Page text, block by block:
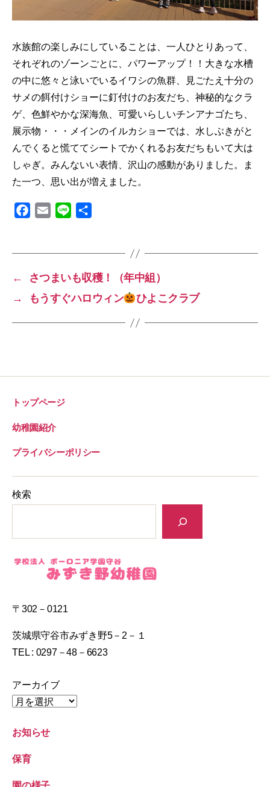
水族館の楽しみにしていることは、一人ひとりあって、
それぞれのゾーンごとに、パワーアップ！！大きな水槽
の中に悠々と泳いでいるイワシの魚群、見ごたえ十分の
サメの餌付けショーに釘付けのお友だち、神秘的なクラ
ゲ、色鮮やかな深海魚、可愛いらしいチンアナゴたち、
展示物・・・メインのイルカショーでは、水しぶきがと
んでくると慌ててシートでかくれるお友だちもいて大は
しゃぎ。みんないい表情、沢山の感動がありました。ま
た一つ、思い出が増えました。
e
b
o
i
l
e
←
さつまいも収穫！（年中組）
→
もうすぐハロウィン ひよこクラブ
トップページ
幼稚園紹介
プライバシーポリシー
検索
〒302－0121
茨城県守谷市みずき野5－2－１
TEL : 0297－48－6623
アーカイブ
お知らせ
保育